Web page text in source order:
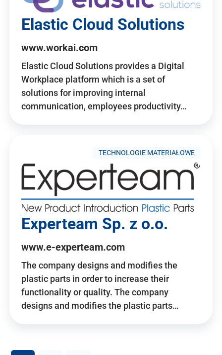
Elastic Cloud Solutions
www.workai.com
Elastic Cloud Solutions provides a Digital
Workplace platform which is a set of
solutions for improving internal
communication, employees productivity…
TECHNOLOGIE MATERIAŁOWE
Experteam Sp. z o.o.
www.e-experteam.com
The company designs and modifies the
plastic parts in order to increase their
functionality or quality. The company
designs and modifies the plastic parts…